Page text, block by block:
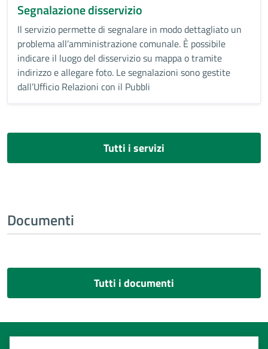
Segnalazione disservizio
Il servizio permette di segnalare in modo dettagliato un
problema all’amministrazione comunale. È possibile
indicare il luogo del disservizio su mappa o tramite
indirizzo e allegare foto. Le segnalazioni sono gestite
dall’Ufficio Relazioni con il Pubbli
Tutti i servizi
Documenti
Tutti i documenti